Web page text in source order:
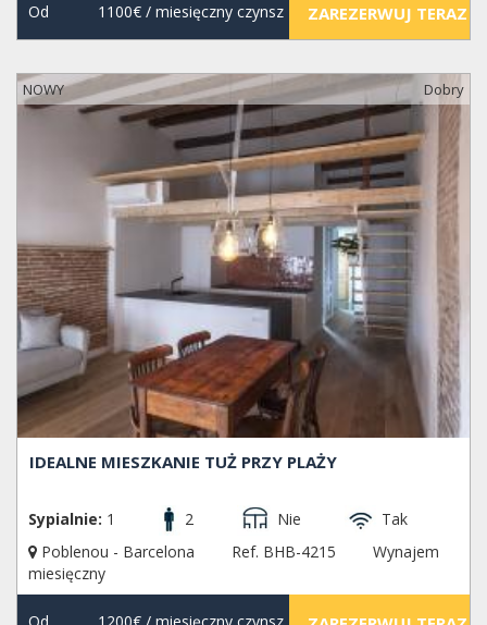
Od 1100€/ miesięczny czynsz ZAREZERWUJ TERAZ
NOWY Dobry
IDEALNE MIESZKANIE TUŻ PRZY PLAŻY
Sypialnie: 1 2 Nie
Tak
Poblenou - Barcelona
Ref. BHB-4215
Wynajem
miesięczny